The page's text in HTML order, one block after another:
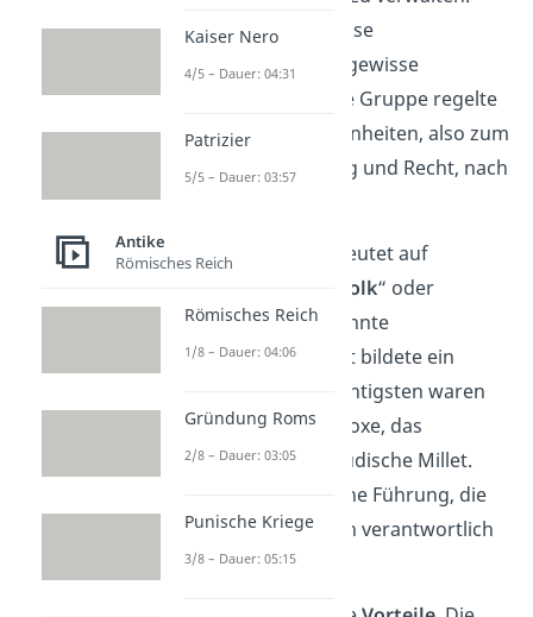
Dabei bekamen religiöse
Gemeinschaften eine gewisse
Selbstverwaltung. Jede Gruppe regelte
ihre inneren Angelegenheiten, also zum
Beispiel Ehe, Erziehung und Recht, nach
ihren eigenen Regeln.
Das Wort „Millet“ bedeutet auf
Volk“ oder
Nation“. Jede anerkannte
Religionsgemeinschaft bildete ein
eigenes Millet. Die wichtigsten waren
das griechisch-orthodoxe, das
armenische und das jüdische Millet.
Jedes hatte seine eigene Führung, die
gegenüber dem Sultan verantwortlich
war.
Kaiser Nero
4/5 – Dauer: 04:31
Patrizier
5/5 – Dauer: 03:57
Antike
Römisches Reich
Römisches Reich
1/8 – Dauer: 04:06
Gründung Roms
2/8 – Dauer: 03:05
Punische Kriege
3/8 – Dauer: 05:15